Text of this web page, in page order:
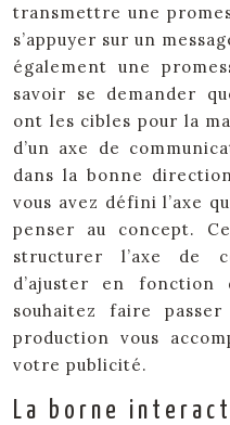
transmettre une
s’appuyer sur un
également une
savoir se demander
ont les cibles pour la
d’un axe de
dans la bonne
vous avez défini l’axe
penser au concept.
structurer l’axe de
d’ajuster en
souhaitez faire
production vous
votre publicité.
La borne